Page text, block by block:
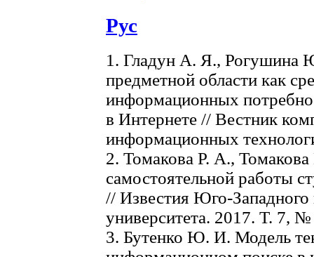
Рус
1. Гладун А. Я., Рогушина
предметной области как
информационных
в Интернете // Вестник
информационных
2. Томакова Р. А.,
самостоятельной работы
// Известия Юго-Западного
университета. 2017. Т. 7,
3. Бутенко Ю. И. Модель